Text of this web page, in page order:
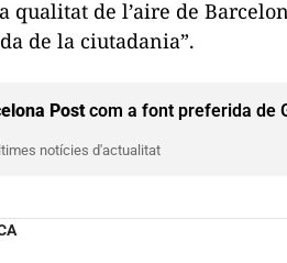
de l’aire de
de la ciutadania”.
Postcom a font preferida de
notícies d'actualitat